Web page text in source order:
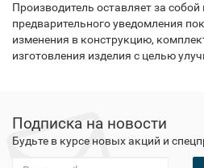
Производитель оставляет за собой
предварительного уведомления
изменения в конструкцию,
изготовления изделия с целью
Подписка на новости
Будьте в курсе новых акций и